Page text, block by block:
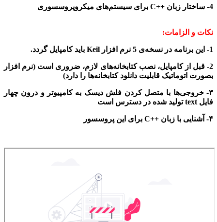
4- ساختار زبان ++C برای سیستم‌های میکروپروسسوری
نکات و الزامات:
1- این برنامه در نسخه‌ی 5 نرم افزار Keil باید کامپایل گردد.
2- قبل از کامپایل، نصب کتابخانه‌های لازم، ضروری است (نرم افزار
بصورت اتوماتیک قابلیت دانلود کتابخانه‌ها را دارد)
۳- خروجی‌ها با متصل کردن فلش دیسک به کامپیوتر و درون چهار
فایل text تولید شده در دسترس است
۴- آشنایی با زبان ++C برای این پروسسور